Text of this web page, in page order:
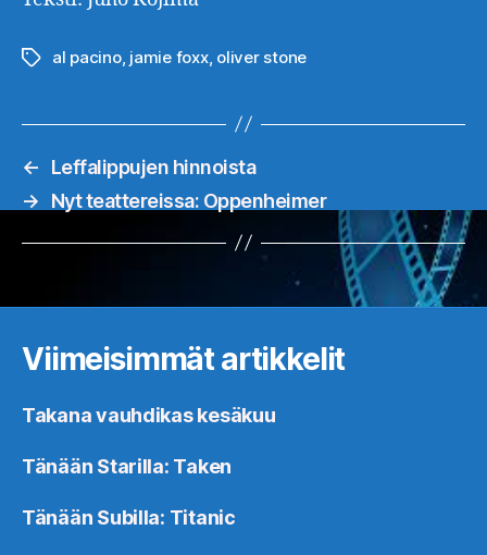
Avainsanat
al pacino, jamie foxx, oliver stone
←
Leffalippujen hinnoista
→
Nyt teattereissa: Oppenheimer
Viimeisimmät artikkelit
Takana vauhdikas kesäkuu
Tänään Starilla: Taken
Tänään Subilla: Titanic